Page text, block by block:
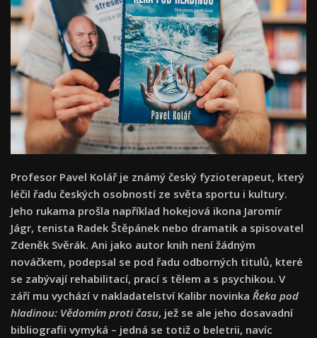
Profesor Pavel Kolář je známý český fyzioterapeut, který
léčil řadu českých osobností ze světa sportu i kultury.
Jeho rukama prošla například hokejová ikona Jaromír
Jágr, tenista Radek Štěpánek nebo dramatik a spisovatel
Zdeněk Svěrák. Ani jako autor knih není žádným
nováčkem, podepsal se pod řadu odborných titulů, které
se zabývají rehabilitací, prací s tělem a s psychikou. V
září mu vychází v nakladatelství Kalibr novinka Řeka pod
hladinou: Vědomím proti času, jež se ale jeho dosavadní
bibliografii vymyká – jedná se totiž o beletrii, navíc